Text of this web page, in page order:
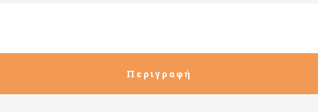
Περιγραφή